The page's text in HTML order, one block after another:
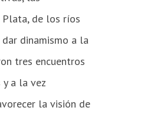
de los ríos
dar dinamismo a la
tres encuentros
a la vez
la visión de